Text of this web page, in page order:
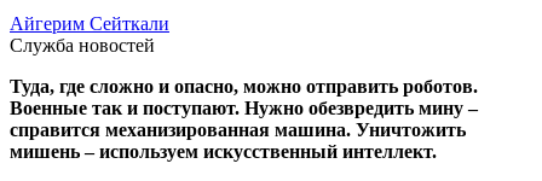
Айгерим Сейткали
Служба новостей
Туда, где сложно и опасно, можно отправить роботов.
Военные так и поступают. Нужно обезвредить мину –
справится механизированная машина. Уничтожить
мишень – используем искусственный интеллект.